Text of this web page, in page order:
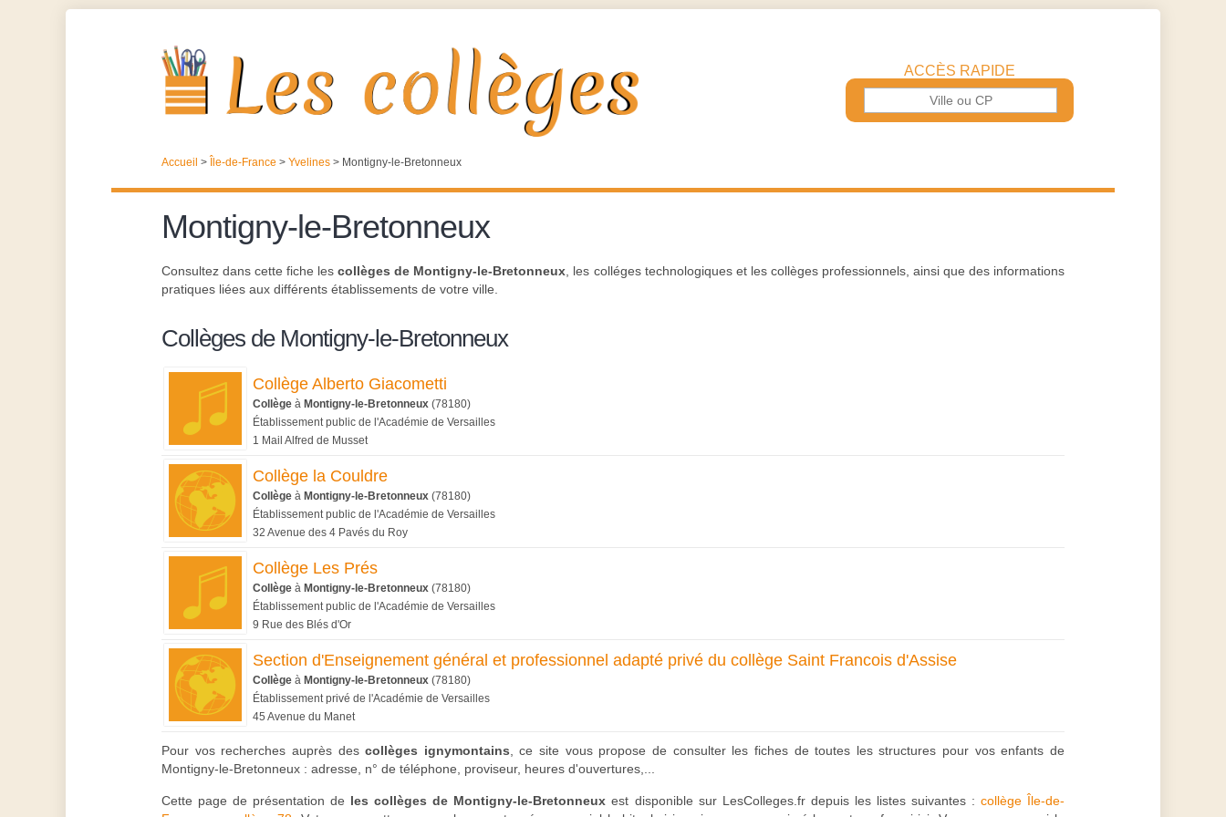
ACCÈS RAPIDE
Accueil > Île-de-France > Yvelines > Montigny-le-Bretonneux
Montigny-le-Bretonneux
Consultez dans cette fiche lescollèges de Montigny-le-Bretonneux , les colléges technologiques et les collèges professionnels, ainsi que des informations
pratiques liées aux différents établissements de votre ville.
Collèges de Montigny-le-Bretonneux
Collège Alberto Giacometti
Collège à Montigny-le-Bretonneux (78180)
Établissement public de l'Académie de Versailles
1 Mail Alfred de Musset
Collège la Couldre
Collège à Montigny-le-Bretonneux (78180)
Établissement public de l'Académie de Versailles
32 Avenue des 4 Pavés du Roy
Collège Les Prés
Collège à Montigny-le-Bretonneux (78180)
Établissement public de l'Académie de Versailles
9 Rue des Blés d'Or
Section d'Enseignement général et professionnel adapté privé du collège Saint Francois d'Assise
Collège à Montigny-le-Bretonneux (78180)
Établissement privé de l'Académie de Versailles
45 Avenue du Manet
Pour vos recherches auprès descollèges ignymontains , ce site vous propose de consulter les fiches de toutes les structures pour vos enfants de
Montigny-le-Bretonneux : adresse, n° de téléphone, proviseur, heures d'ouvertures,...
Cette page de présentation de les collèges de Montigny-le-Bretonneux est disponible sur LesColleges.fr depuis les listes suivantes : collège Île-de-